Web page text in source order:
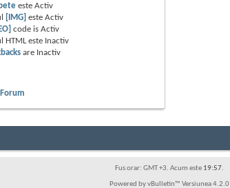
esteActiv
[IMG] esteActiv
code isActiv
HTML este Inactiv
are Inactiv
Fus orar: GMT +3. Acum este 19:57.
Powered by vBulletin™ Versiunea 4.2.0